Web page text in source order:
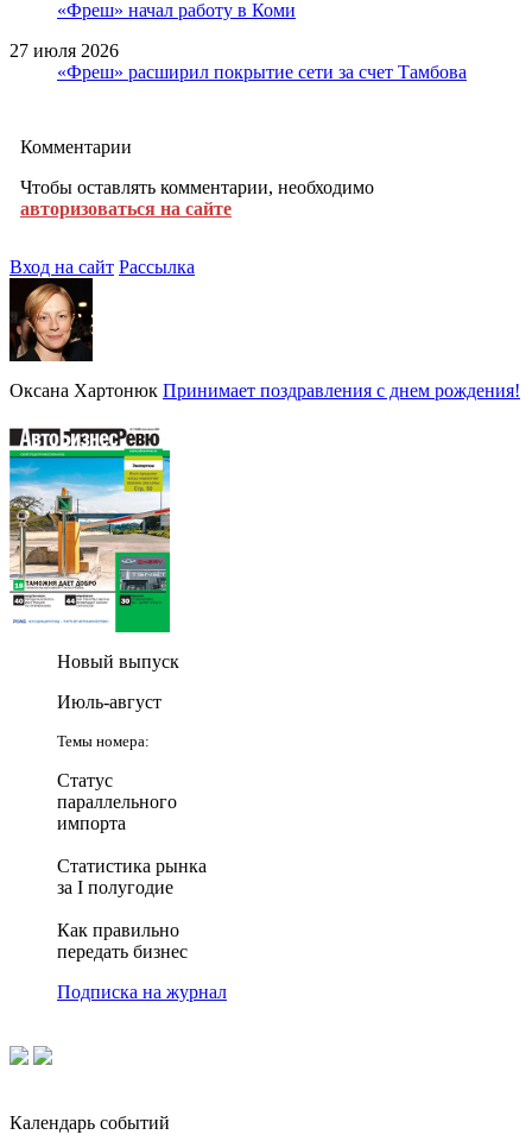
«Фреш» начал работу в Коми
27 июля 2026
«Фреш» расширил покрытие сети за счет Тамбова
Комментарии
Чтобы оставлять комментарии, необходимо
авторизоваться на сайте
Вход на сайт Рассылка
Оксана Хартонюк Принимает поздравления с днем рождения!
Новый выпуск
Июль-август
Темы номера:
Статус
параллельного
импорта
Статистика рынка
за I полугодие
Как правильно
передать бизнес
Подписка на журнал
Календарь событий